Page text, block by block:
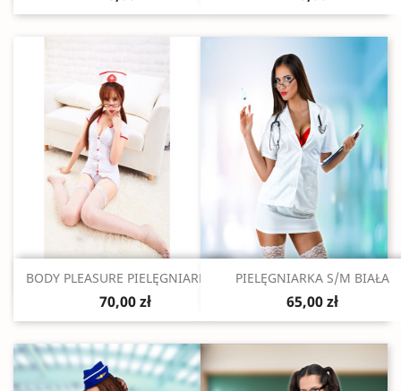
Szybki podgląd
BODY PLEASURE PIELĘGNIARKA...
70,00 zł
Szybki podgląd
PIELĘGNIARKA S/M BIAŁA
65,00 zł